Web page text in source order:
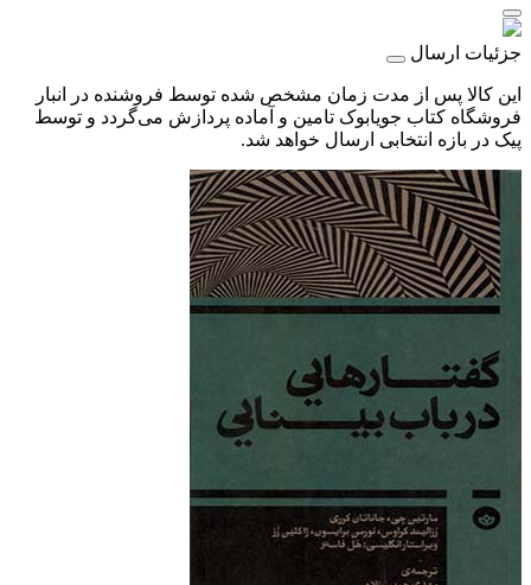
جزئیات ارسال
این کالا پس از مدت زمان مشخص شده توسط فروشنده در انبار
فروشگاه کتاب جویابوک تامین و آماده پردازش می‌گردد و توسط
پیک در بازه انتخابی ارسال خواهد شد.